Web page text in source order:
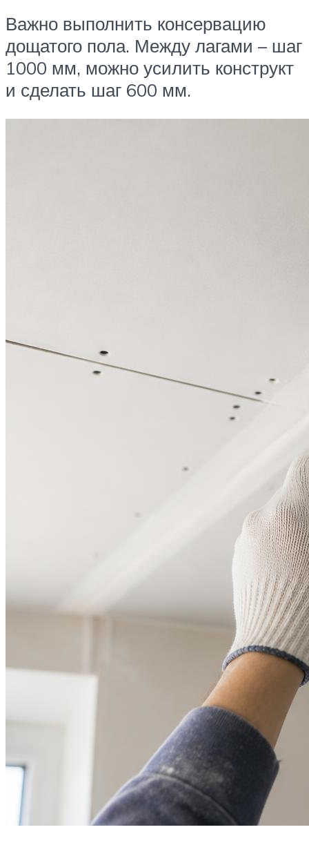
Важно выполнить консервацию
дощатого пола. Между лагами – шаг
1000 мм, можно усилить конструкт
и сделать шаг 600 мм.